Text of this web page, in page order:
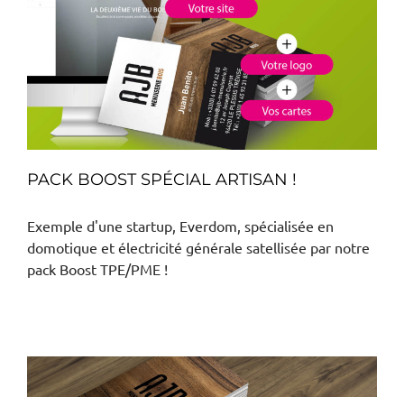
PACK BOOST SPÉCIAL ARTISAN !
Exemple d'une startup, Everdom, spécialisée en
domotique et électricité générale satellisée par notre
pack Boost TPE/PME !